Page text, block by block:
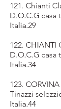
121. Chianti
D.O.C.G
Italia.29
122. CHIANTI
D.O.C.G
Italia.34
123.
Tinazzi
Italia.44